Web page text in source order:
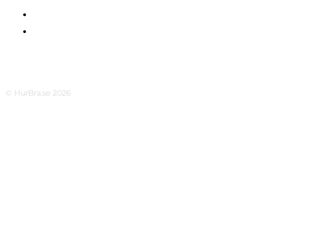
© HurBra.se 2026